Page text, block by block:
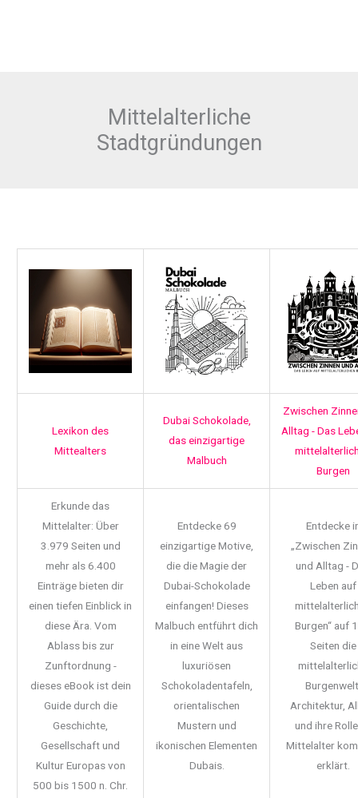
Mittelalterliche
Stadtgründungen
Lexikon des
Mittealters
Dubai Schokolade,
das einzigartige
Malbuch
Zwischen
Alltag - Das
Burgen
Erkunde das
Mittelalter: Über
3.979 Seiten und
mehr als 6.400
Einträge bieten dir
einen tiefen Einblick in
diese Ära. Vom
Ablass bis zur
Zunftordnung -
dieses eBook ist dein
Guide durch die
Geschichte,
Gesellschaft und
Kultur Europas von
500 bis 1500 n. Chr.
Entdecke 69
einzigartige Motive,
die die Magie der
Dubai-Schokolade
einfangen! Dieses
Malbuch entführt dich
in eine Welt aus
luxuriösen
Schokoladentafeln,
orientalischen
Mustern und
ikonischen Elementen
Dubais.
Entdecke
„Zwischen
und Alltag -
Leben auf
Burgen“ auf
Seiten die
Architektur,
und ihre
Mittelalter
erklärt.